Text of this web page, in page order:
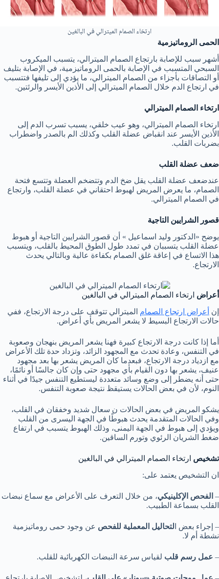
ارتخاء الصمام الميترالي في البالغين
الحمى الروماتيزمية
أشهر سبب للإصابة بارتجاع الصمام الميترالي، يتسبب الميكروب
السبحي المتسبب في الإصابة بالحمى الروماتيزمية، في الإصابة بتليف
أو التصاقات بأجزاء من الصمام الميترالي، ما يؤدي إلى تليفها فتتسبب
في ارتجاع الدم خلال الصمام الميترالي إلى الأذين الأيسر والرئتين.
ارتخاء الصمام الميترالي
ارتخاء الصمام الميترالي، وهو عيب خلقي، يسبب تسرب الدم إلى
الأذين الأيسر عند انقباض عضلة القلب وكذلك الم بالصدر واضطراب
بضربات القلب.
ضعف عضلة القلب
عندضعف عضلة القلب يقل ضخ الدم وتتضخم العضلة وتتسع فتحة
الصمام، ما يعرض المريض لهبوط احتقاني في عضلة القلب، وارتجاع
في الصمام الميترالي.
قصور الشرايين التاجية
يوضح «الدكتور وليد اسماعيل » أن قصور الشرايين التاجية أو هبوط
عضلة القلب يتسببان في تمدد طول الطوق المحيط بالقلب، ويتسبب
هذا الاتساع في إعاقة غلق الصمام بكفاءة عالية وبالتالي يحدث
الارتجاع.
أعراض ارتخاء الصمام الميترالي في البالغين
إن
أعراض ارتجاع الصمام الميترالي تتوقف على درجة الارتجاع، ففي
حالات الارتجاع البسيط لا يشعر المريض بأي أعراض.
أما إذا كانت درجة الارتجاع كبيرة فهنا يشعر المريض بنهجان وصعوبة
في التنفس، وعادة تحدث مع المجهود الزائد، وتزداد حدة تلك الأعراض
مع ازدياد درجة الارتجاع، فبعدما كان المريض يشعر بها بعد مجهود
عنيف، يشعر بها دون القيام بأي مجهود حتى وإن كان جالسًا أو نائمًا،
حتى أنه يضطر إلى وضع وسائد متعددة ليستطيع التنفس جيدًا في أثناء
النوم، لأن في بعض الحالات يستيقظ نتيجة صعوبة التنفس.
يشكو المريض في بعض الحالات ن سعال شديد وخفقان في القلب،
وفي الحالات المتقدمة يحدث هبوطًا في الجهة اليسرى من القلب
ويؤدي إلى هبوط في الجهة اليمنى، وذلك الهبوط يتسبب في ارتفاع
ضغط الشريان الرئوي وتورم الساقين.
تشخيص ارتخاء الصمام الميترالي في البالغين
ان التشخيص يعتمد على:
– الفحص الإكلينيكي، من خلال التعرف على الأعراض مع سماع نبضات
القلب بسماعة الطبيب.
– إجراء بعض ا لتحاليل المعملية للفحص عن وجود حمى روماتيزمية
نشطة أم لا.
– عمل رسم قلب لقياس سرعة النبضات الكهربائية للقلب.